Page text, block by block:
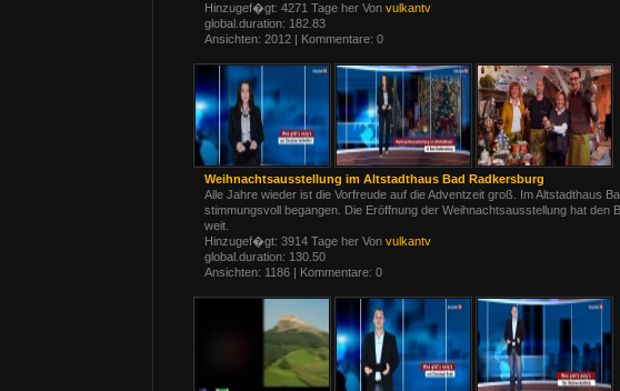
Hinzugef�gt: 4271 Tage her Von vulkantv
global.duration: 182.83
Ansichten: 2012 | Kommentare: 0
Weihnachtsausstellung im Altstadthaus Bad Radkersburg
Alle Jahre wieder ist die Vorfreude auf die Adventzeit groß. Im Altstadthaus
stimmungsvoll begangen. Die Eröffnung der Weihnachtsausstellung hat
weit.
Hinzugef�gt: 3914 Tage her Von vulkantv
global.duration: 130.50
Ansichten: 1186 | Kommentare: 0